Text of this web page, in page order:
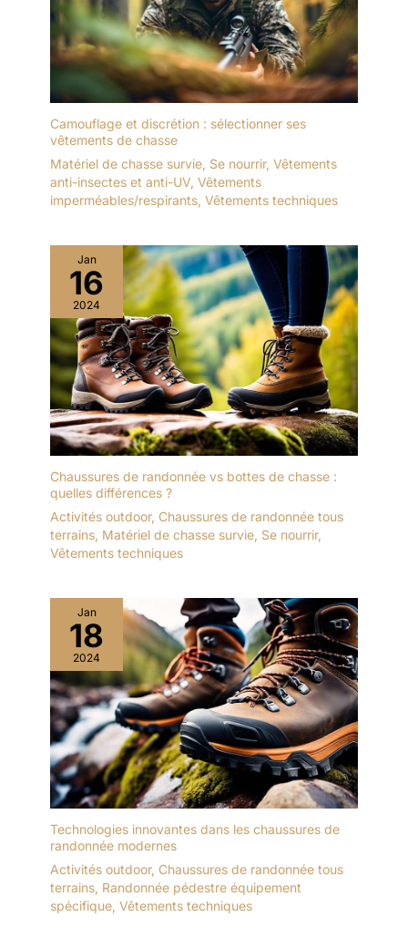
Camouflage et discrétion : sélectionner ses
vêtements de chasse
Matériel de chasse survie, Se nourrir, Vêtements
anti-insectes et anti-UV, Vêtements
imperméables/respirants, Vêtements techniques
Jan
16
2024
Chaussures de randonnée vs bottes de chasse :
quelles différences ?
Activités outdoor, Chaussures de randonnée tous
terrains, Matériel de chasse survie, Se nourrir,
Vêtements techniques
Jan
18
2024
Technologies innovantes dans les chaussures de
randonnée modernes
Activités outdoor, Chaussures de randonnée tous
terrains, Randonnée pédestre équipement
spécifique, Vêtements techniques